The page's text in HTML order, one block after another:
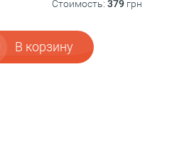
Стоимость:379 грн
В корзину